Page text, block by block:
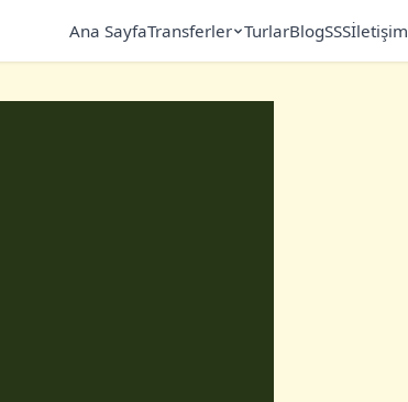
Ana SayfaTransferler TurlarBlogSSSİletişim